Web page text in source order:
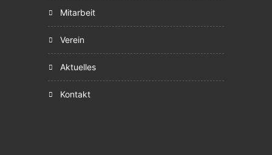
mitarbeit
verein
aktuelles
kontakt